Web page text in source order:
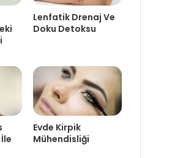
Lenfatik Drenaj Ve
Doku Detoksu
Evde Kirpik
Mühendisliği